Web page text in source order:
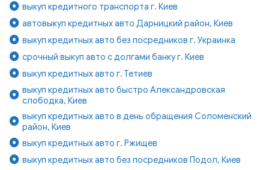
выкуп кредитного транспорта г. Киев
автовыкуп кредитных авто Дарницкий район, Киев
выкуп кредитных авто без посредников г. Украинка
срочный выкуп авто с долгами банку г. Киев
выкуп кредитных авто г. Тетиев
выкуп кредитных авто быстро Александровская
слободка, Киев
выкуп кредитных авто в день обращения Соломенский
район, Киев
выкуп кредитных авто г. Ржищев
выкуп кредитных авто без посредников Подол, Киев